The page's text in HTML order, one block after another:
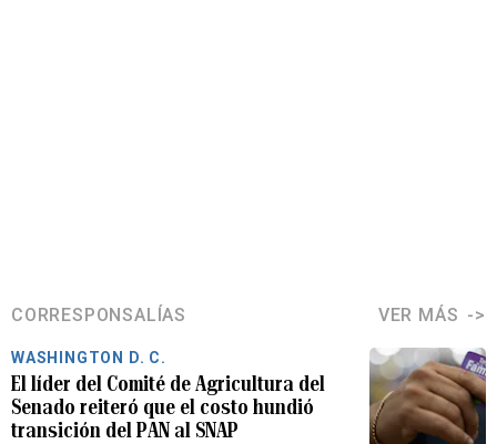
CORRESPONSALÍAS VER MÁS
WASHINGTON D. C.
El líder del Comité de Agricultura del
Senado reiteró que el costo hundió
transición del PAN al SNAP